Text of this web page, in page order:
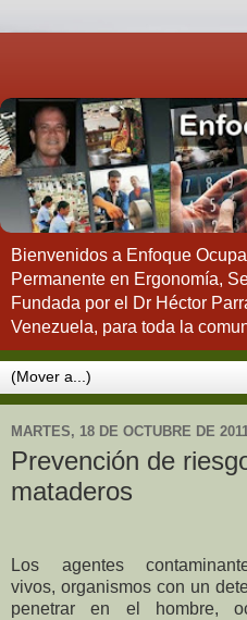
Bienvenidos a Enfoque
Permanente en Ergonomía,
Fundada por el Dr Héctor
Venezuela, para toda la
MARTES, 18 DE OCTUBRE DE
Prevención de
mataderos
Los agentes
vivos, organismos con un
penetrar en el hombre,